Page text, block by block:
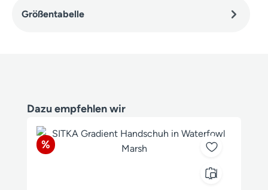
Größentabelle
Produktgalerie überspringen
Dazu empfehlen wir
Rabatt
%